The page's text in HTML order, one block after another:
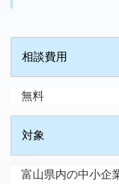
相談費用
無料
対象
富山県内の中小企